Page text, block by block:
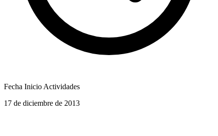
Fecha Inicio Actividades
17 de diciembre de 2013